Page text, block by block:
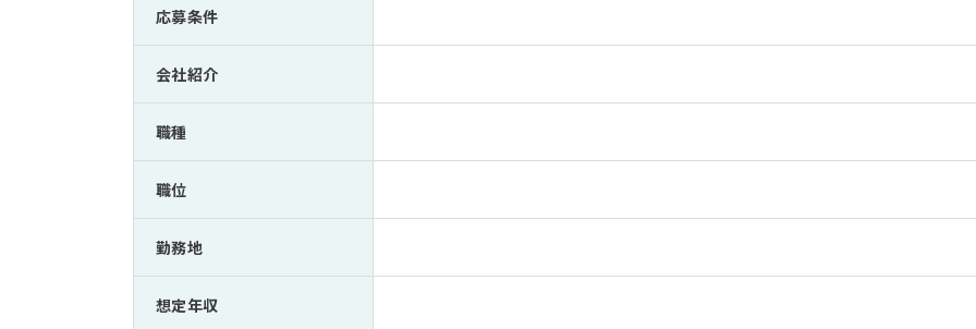
応募条件
会社紹介
職種
職位
勤務地
想定年収